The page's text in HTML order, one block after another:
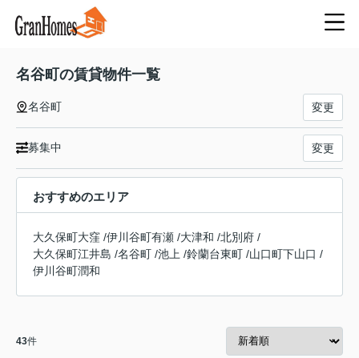
名谷町の賃貸物件一覧
名谷町 変更
募集中 変更
おすすめのエリア
大久保町大窪 /伊川谷町有瀬 /大津和 /北別府 /
大久保町江井島 /名谷町 /池上 /鈴蘭台東町 /山口町下山口 /
伊川谷町潤和
43件